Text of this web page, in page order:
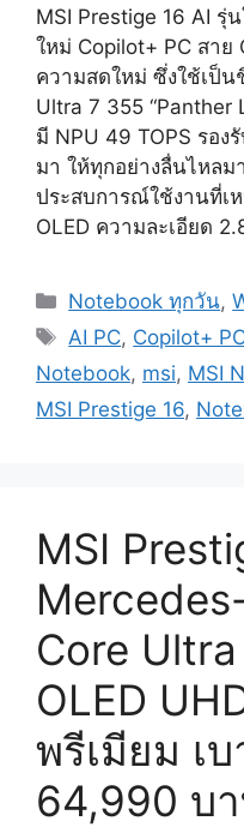
MSI Prestige 16 AI รุ่
ใหม่ Copilot+ PC สาย
ความสดใหม่ ซึ่งใช้เป็
Ultra 7 355 “Panther
มี NPU 49 TOPS รอง
มา ให้ทุกอย่างลื่นไหลม
ประสบการณ์ใช้งานที่เ
OLED ความละเอียด
Categories
Notebook ทุกวัน,
Tags
AI PC, Copilot+
Notebook, msi, MSI
MSI Prestige 16,
MSI
Core
OLED
พรีเมียม เ
64,990 บ